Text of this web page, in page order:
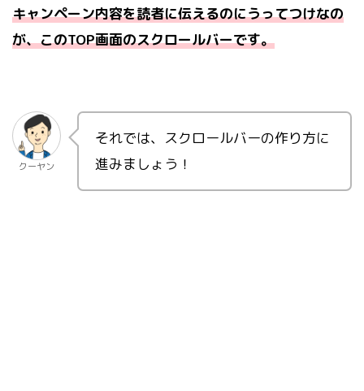
キャンペーン内容を読者に伝えるのにうってつけなの
が、このTOP画面のスクロールバーです。
クーヤン
それでは、スクロールバーの作り方に
進みましょう！